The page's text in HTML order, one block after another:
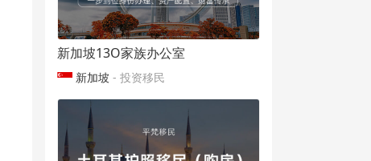
新加坡13O家族办公室
新加坡 - 投资移民